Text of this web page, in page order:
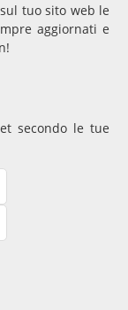
tuo sito web le
aggiornati e
secondo le tue